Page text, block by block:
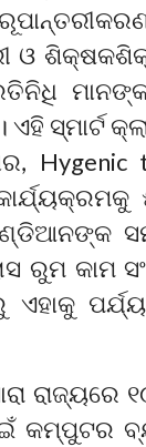
ଓ
ସ୍ମାର୍ଟ
ରୁମ କାମ
ରାଜ୍ୟରେ
କମ୍ପୁଟର